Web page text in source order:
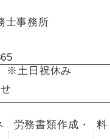
土日祝休み
労務書類作成・
料